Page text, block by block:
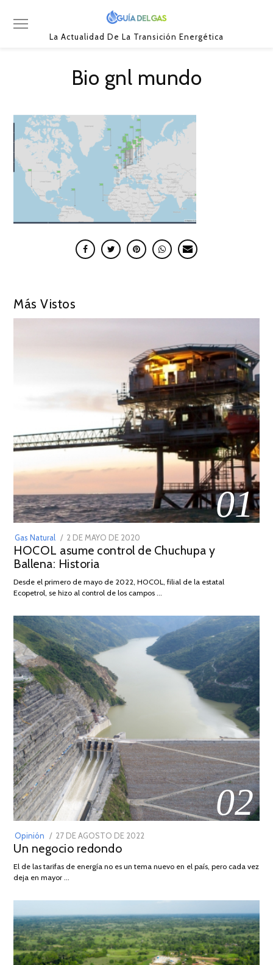
La Actualidad De La Transición Energética
Bio gnl mundo
Más Vistos
01
Gas Natural
POSTED
ON
2 DE MAYO DE 2020
DE
2026
HOCOL asume control de Chuchupa y
Ballena: Historia
Desde el primero de mayo de 2022, HOCOL, filial de la estatal
Ecopetrol, se hizo al control de los campos …
02
Opinión
POSTED
ON
27 DE AGOSTO DE 2022
DE
Un negocio redondo
El de las tarifas de energía no es un tema nuevo en el país, pero cada vez
deja en mayor …